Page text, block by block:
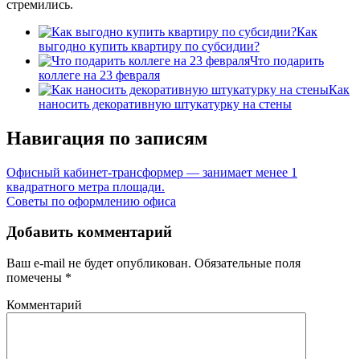
стремились.
Как
выгодно купить квартиру по субсидии?
Что подарить
коллеге на 23 февраля
Как
наносить декоративную штукатурку на стены
Навигация по записям
Офисный кабинет-трансформер — занимает менее 1
квадратного метра площади.
Советы по оформлению офиса
Добавить комментарий
Ваш e-mail не будет опубликован. Обязательные поля
помечены *
Комментарий